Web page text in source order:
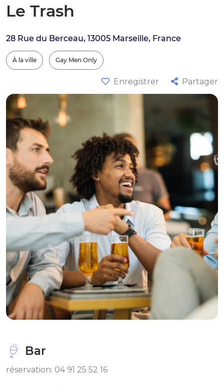
Le Trash
28 Rue du Berceau, 13005 Marseille, France
À la ville Gay Men Only
Enregistrer Partager
Bar
réservation: 04 91 25 52 16